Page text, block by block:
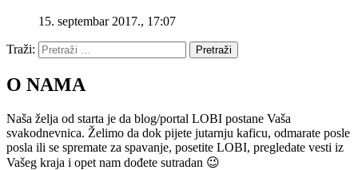
15. septembar 2017., 17:07
Traži: Pretraži
O NAMA
Naša želja od starta je da blog/portal LOBI postane Vaša
svakodnevnica. Želimo da dok pijete jutarnju kaficu, odmarate posle
posla ili se spremate za spavanje, posetite LOBI, pregledate vesti iz
Vašeg kraja i opet nam dođete sutradan 😉